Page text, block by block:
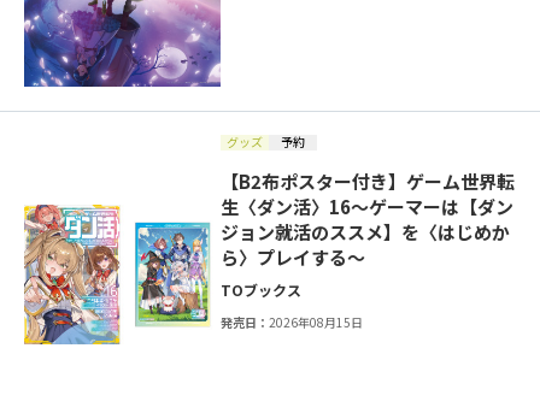
グッズ 予約
【B2布ポスター付き】ゲーム世界転
生〈ダン活〉16～ゲーマーは【ダン
ジョン就活のススメ】を〈はじめか
ら〉プレイする～
TOブックス
発売日：2026年08月15日